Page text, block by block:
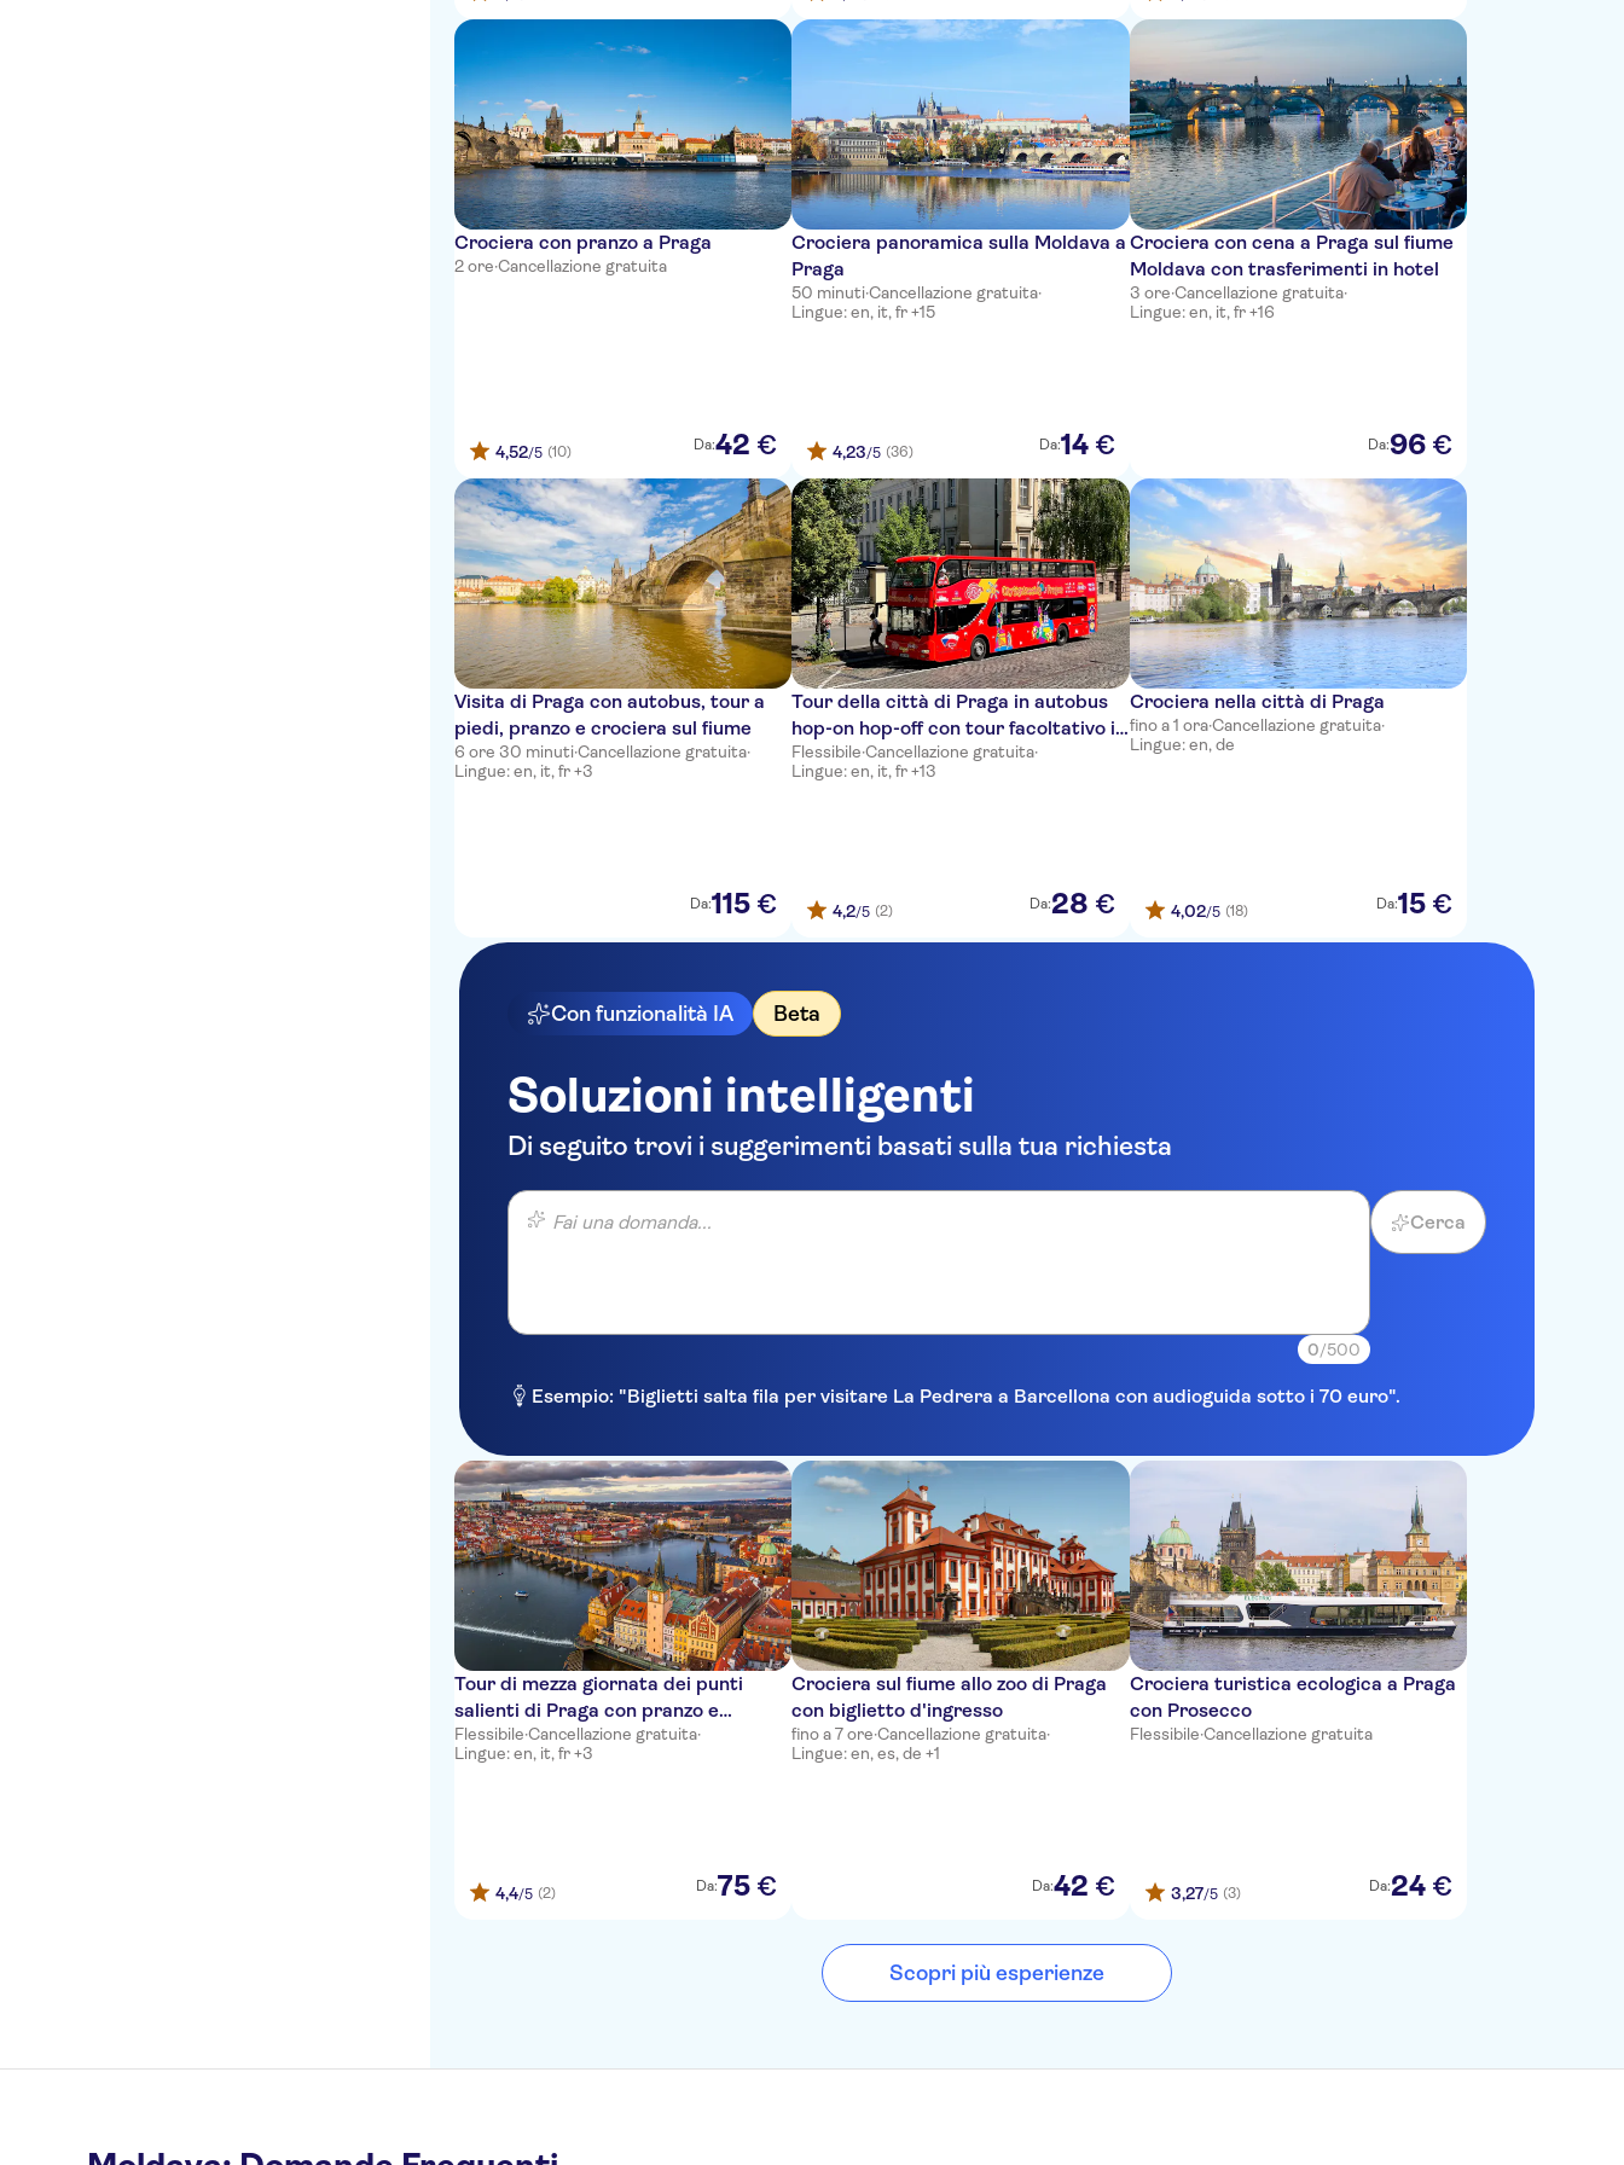
Crociera con pranzo a Praga
2 ore·Cancellazione gratuita
4,52/5 (10) Da:42 €
Crociera panoramica sulla Moldava a
Praga
50 minuti·Cancellazione gratuita·
Lingue: en, it, fr +15
4,23/5 (36) Da:14 €
Crociera con cena a Praga sul fiume
Moldava con trasferimenti in hotel
3 ore·Cancellazione gratuita·
Lingue: en, it, fr +16
Da:96 €
Visita di Praga con autobus, tour a
piedi, pranzo e crociera sul fiume
6 ore 30 minuti·Cancellazione gratuita·
Lingue: en, it, fr +3
Da:115 €
Tour della città di Praga in autobus
hop-on hop-off con tour facoltativo in
battello
Flessibile·Cancellazione gratuita·
Lingue: en, it, fr +13
4,2/5 (2) Da:28 €
Crociera nella città di Praga
fino a 1 ora·Cancellazione gratuita·
Lingue: en, de
4,02/5 (18) Da:15 €
Con funzionalità IA Beta
Soluzioni intelligenti
Di seguito trovi i suggerimenti basati sulla tua richiesta
Fai una domanda...
0/500
Cerca
Esempio: "Biglietti salta fila per visitare La Pedrera a Barcellona con audioguida sotto i 70 euro".
Tour di mezza giornata dei punti
salienti di Praga con pranzo e
crociera sul fiume
Flessibile·Cancellazione gratuita·
Lingue: en, it, fr +3
4,4/5 (2) Da:75 €
Crociera sul fiume allo zoo di Praga
con biglietto d'ingresso
fino a 7 ore·Cancellazione gratuita·
Lingue: en, es, de +1
Da:42 €
Crociera turistica ecologica a Praga
con Prosecco
Flessibile·Cancellazione gratuita
3,27/5 (3) Da:24 €
Scopri più esperienze